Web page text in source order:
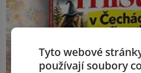
Tyto webové
používají soubory